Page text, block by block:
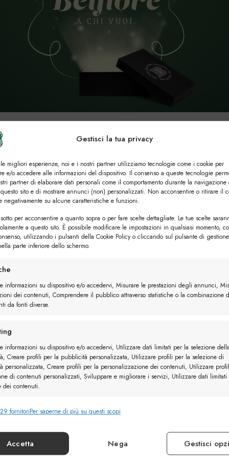
Gestisci la tua privacy
migliori esperienze, noi e i nostri partner utilizziamo tecnologie come i cookie per
e/o accedere alle informazioni del dispositivo. Il consenso a queste tecnologie
partner di elaborare dati personali come il comportamento durante la
sito e di mostrare annunci (non) personalizzati. Non acconsentire o ritirare il
negativamente su alcune caratteristiche e funzioni.
per acconsentire a quanto sopra o per fare scelte dettagliate. Le tue scelte
a questo sito. È possibile modificare le impostazioni in qualsiasi momento,
utilizzando i pulsanti della Cookie Policy o cliccando sul pulsante di
parte inferiore dello schermo.
informazioni su dispositivo e/o accedervi, Misurare le prestazioni degli annunci,
dei contenuti, Comprendere il pubblico attraverso statistiche o la combinazione
da fonti diverse.
informazioni su dispositivo e/o accedervi, Utilizzare dati limitati per la selezione della
Creare profili per la pubblicità personalizzata, Utilizzare profili per la selezione di
personalizzata, Creare profili per la personalizzazione dei contenuti, Utilizzare
di contenuti personalizzati, Sviluppare e migliorare i servizi, Utilizzare dati limitati
dei contenuti.
Identificare i dispositivi in base alle informazioni trasmesse automaticamente.
fornitoriPer saperne di più su questi scopi
Accetta Nega Gestisci
direttamente tu una calzatura da regalare tramite la
e il colore della calzatura che pensi sia perfetta
mail, programmando tu l’invio perché venga ricevuto
prodotto, completa di descrizione e immagini, e avrà
a casa.
calzatura?” Ti starai chiedendo. Beh i motivi sono diversi;
non arrivi in tempo, oppure potresti rimanere
Un altro motivo è che, qualora il destinatario non
un’altra calzatura sul nostro sito.
prodotto di una calzatura che ti piace, sulla destra